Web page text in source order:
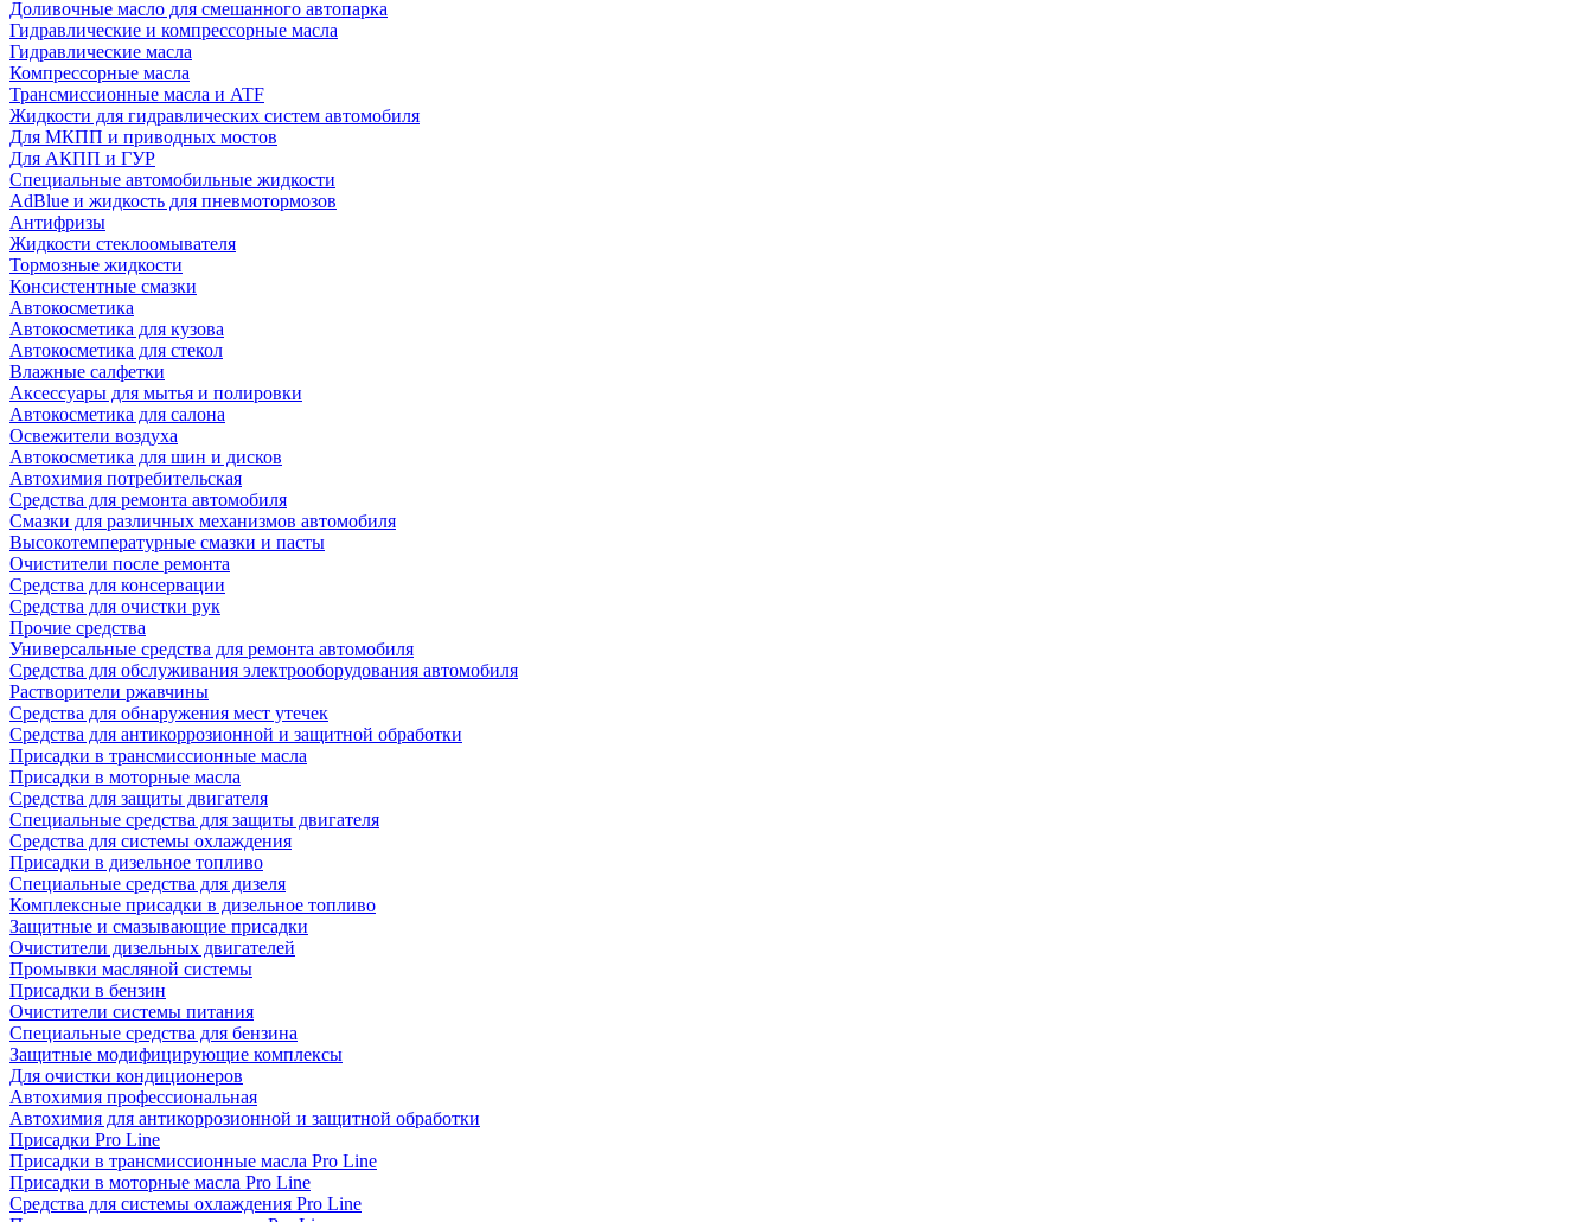
Доливочные масло для смешанного автопарка
Гидравлические и компрессорные масла
Гидравлические масла
Компрессорные масла
Трансмиссионные масла и ATF
Жидкости для гидравлических систем автомобиля
Для МКПП и приводных мостов
Для АКПП и ГУР
Специальные автомобильные жидкости
AdBlue и жидкость для пневмотормозов
Антифризы
Жидкости стеклоомывателя
Тормозные жидкости
Консистентные смазки
Автокосметика
Автокосметика для кузова
Автокосметика для стекол
Влажные салфетки
Аксессуары для мытья и полировки
Автокосметика для салона
Освежители воздуха
Автокосметика для шин и дисков
Автохимия потребительская
Средства для ремонта автомобиля
Смазки для различных механизмов автомобиля
Высокотемпературные смазки и пасты
Очистители после ремонта
Средства для консервации
Средства для очистки рук
Прочие средства
Универсальные средства для ремонта автомобиля
Средства для обслуживания электрооборудования автомобиля
Растворители ржавчины
Средства для обнаружения мест утечек
Средства для антикоррозионной и защитной обработки
Присадки в трансмиссионные масла
Присадки в моторные масла
Средства для защиты двигателя
Специальныe средства для защиты двигателя
Средства для системы охлаждения
Присадки в дизельное топливо
Спeциальные средства для дизеля
Комплексные присадки в дизельное топливо
Защитные и смазывающие присадки
Очистители дизельных двигателей
Промывки масляной системы
Присадки в бензин
Очистители системы питания
Специальные срeдства для бензина
Защитные модифицирующие комплексы
Для очистки кондиционеров
Автохимия профессиональная
Автохимия для антикоррозионной и защитной обработки
Присадки Pro Line
Присадки в трансмиссионные масла Pro Line
Присадки в моторные масла Pro Line
Средства для системы охлаждения Pro Line